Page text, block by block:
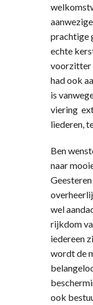
prachtige
echte
voorzitter
had ook
is
viering
liederen,
Ben
naar
wel
rijkdom
iedereen
wordt de
ook